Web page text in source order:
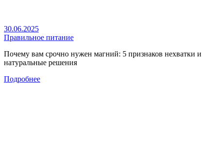
30.06.2025
Правильное питание
Почему вам срочно нужен магний: 5 признаков нехватки и
натуральные решения
Подробнее